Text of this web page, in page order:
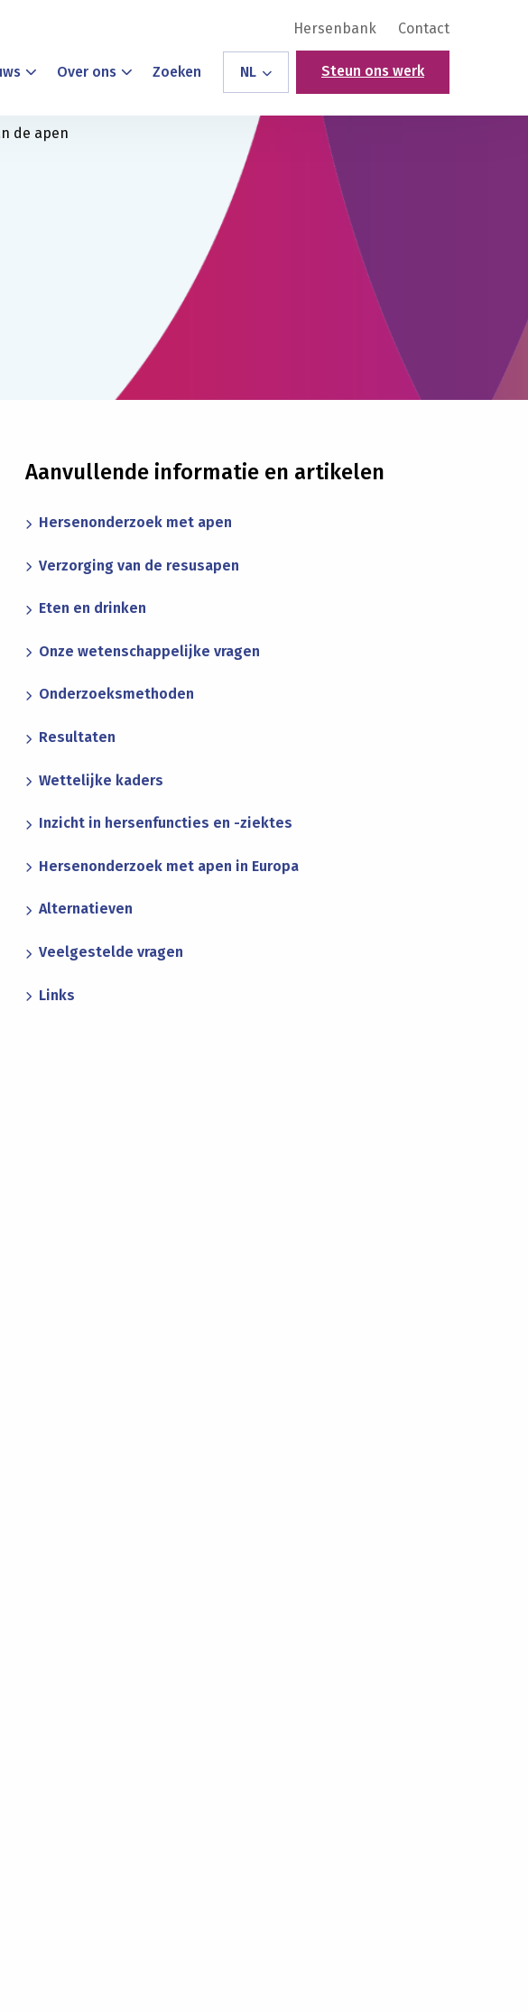
Hersenbank Contact
Over ons Zoeken NL Steun ons werk
de apen
Aanvullende informatie en artikelen
Hersenonderzoek met apen
Verzorging van de resusapen
Eten en drinken
Onze wetenschappelijke vragen
Onderzoeksmethoden
Resultaten
Wettelijke kaders
Inzicht in hersenfuncties en -ziektes
Hersenonderzoek met apen in Europa
Alternatieven
Veelgestelde vragen
Links